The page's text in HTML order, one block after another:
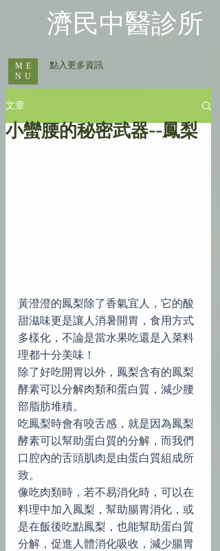
​濟民中醫診所
ME
NU
​ 點入更多資訊
文章
小蠻腰的秘密武器--鳳梨
黃澄澄的鳳梨除了香氣宜人，它的酸
甜滋味更是讓人消暑開胃，食用方式
多樣化，不論是當水果吃還是入菜料
理都十分美味！
除了好吃開胃以外，鳳梨含有的鳳梨
酵素可以分解肉類和蛋白質，減少腰
部脂肪堆積。
吃鳳梨時會有咬舌感，就是因為鳳梨
酵素可以幫助蛋白質的分解，而我們
口腔內的舌頭肌肉是由蛋白質組成所
致。
像吃肉類時，若不易消化時，可以在
料理中加入鳳梨，幫助腸胃消化，或
是在飯後吃點鳳梨，也能幫助蛋白質
分解，促進人體消化吸收，減少腸胃